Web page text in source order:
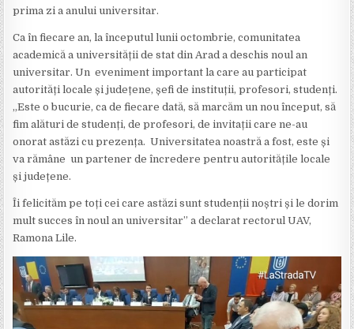
prima zi a anului universitar.
Ca în fiecare an, la începutul lunii octombrie, comunitatea
academică a universității de stat din Arad a deschis noul an
universitar. Un eveniment important la care au participat
autorități locale și județene, șefi de instituții, profesori, studenți.
„Este o bucurie, ca de fiecare dată, să marcăm un nou început, să
fim alături de studenți, de profesori, de invitații care ne-au
onorat astăzi cu prezența. Universitatea noastră a fost, este și
va rămâne un partener de încredere pentru autoritățile locale
și județene.
Îi felicităm pe toți cei care astăzi sunt studenții noștri și le dorim
mult succes în noul an universitar” a declarat rectorul UAV,
Ramona Lile.